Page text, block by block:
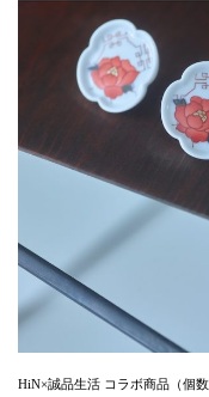
HiN×誠品生活 コラボ商品（個